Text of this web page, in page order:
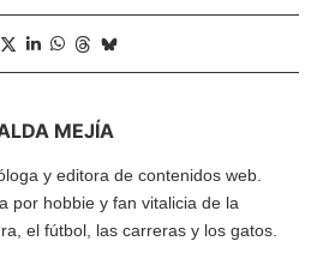
MEJÍA
y editora de contenidos web.
por hobbie y fan vitalicia de la
el fútbol, las carreras y los gatos.